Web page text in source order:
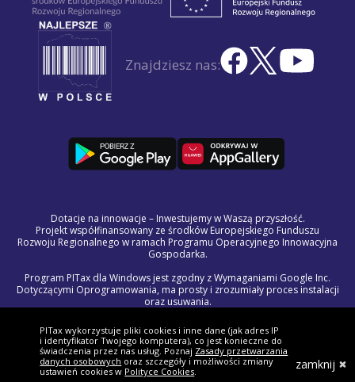
Znajdziesz nas:
Dotacje na innowacje – Inwestujemy w Waszą przyszłość.
Projekt współfinansowany ze środków Europejskiego Funduszu
Rozwoju Regionalnego w ramach Programu Operacyjnego Innowacyjna
Gospodarka.
Program PITax dla Windows jest zgodny z Wymaganiami Google Inc.
Dotyczącymi Oprogramowania, ma prosty i zrozumiały proces instalacji
oraz usuwania.
nowszego. Program w każdej chwili można odinstalować korzystając ze
standardowych procedur systemu Windows.
Treść licencji na program PITax dla Windows jest częścią Regulaminu
Świadczenia Usług Drogą Elektroniczną.
W razie wystąpienia problemów technicznych lub błędów w programie,
PITax wykorzystuje pliki cookies i inne dane (jak adres IP
i identyfikator Twojego komputera), co jest konieczne do
świadczenia przez nas usług. Poznaj Zasady przetwarzania
danych osobowych oraz szczegóły i możliwości zmiany
ustawień cookies w Polityce Cookies. zamknij